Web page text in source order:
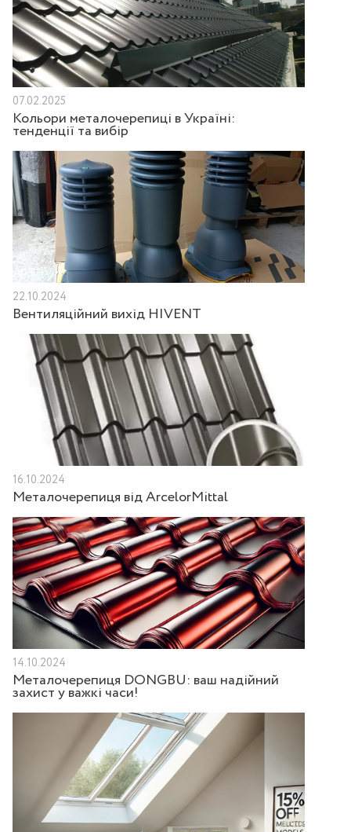
07.02.2025
Кольори металочерепиці в Україні:
тенденції та вибір
22.10.2024
Вентиляційний вихід HIVENT
16.10.2024
Металочерепиця від ArcelorMittal
14.10.2024
Металочерепиця DONGBU: ваш надійний
захист у важкі часи!